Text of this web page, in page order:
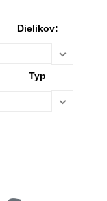
Dielikov:
Typ